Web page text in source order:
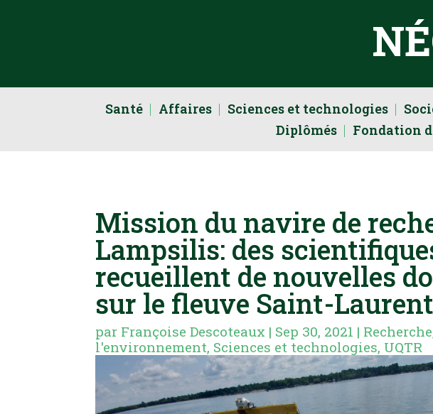
Santé Affaires Sciences et technologies
Diplômés
Fondation
Mission du navire de
Lampsilis: des
recueillent de nouvelles
sur le fleuve Saint-Laurent
par Françoise Descoteaux | Sep 30, 2021 | Recherche
l'environnement, Sciences et technologies, UQTR